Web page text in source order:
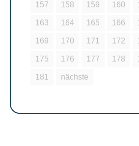
157 158 159 160
163 164 165 166
169 170 171 172
175 176 177 178
181 nächste